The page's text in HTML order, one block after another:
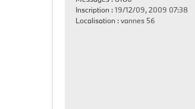
Inscription :19/12/09, 2009 07:38
Localisation :vannes 56